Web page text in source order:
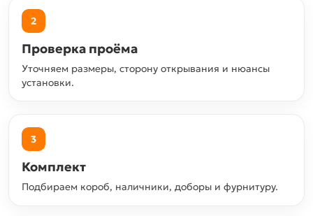
2
Проверка проёма
Уточняем размеры, сторону открывания и нюансы
установки.
3
Комплект
Подбираем короб, наличники, доборы и фурнитуру.